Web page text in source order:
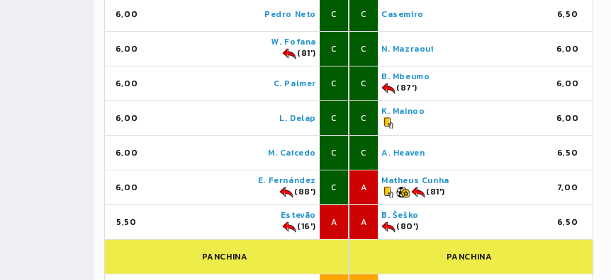
6,00 Pedro Neto C
6,00
W. Fofana
(81')
C
6,00 C. Palmer C
6,00 L. Delap C
6,00 M. Caicedo C
6,00
E. Fernández
(88')
C
5,50
Estevão
(16')
A
PANCHINA
C Casemiro 6,50
C N. Mazraoui 6,00
C
B. Mbeumo
(87')
6,00
C
K. Mainoo
6,00
C A. Heaven 6,50
A
Matheus Cunha
(81')
7,00
A
B. Šeško
(80')
6,50
PANCHINA